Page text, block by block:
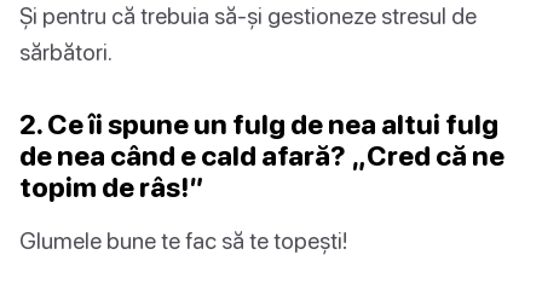
Și pentru că trebuia să-și gestioneze stresul de
sărbători.
2. Ce îi spune un fulg de nea altui fulg
de nea când e cald afară? „Cred că ne
topim de râs!”
Glumele bune te fac să te topești!